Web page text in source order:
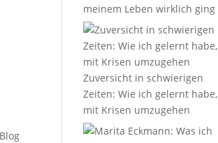
meinem Leben wirklich ging
Zuversicht in schwierigen
Zeiten: Wie ich gelernt habe,
mit Krisen umzugehen